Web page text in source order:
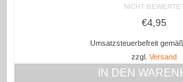
NICHT
€4,95
Umsatzsteuerbefreit
zzgl. Versand
IN DEN